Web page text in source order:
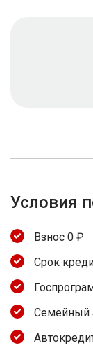
Условия
Взнос 0 ₽
Срок
Семейный